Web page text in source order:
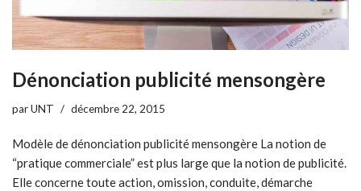
Dénonciation publicité mensongère
parUNT décembre 22, 2015
Modèle de dénonciation publicité mensongère La notion de
“pratique commerciale” est plus large que la notion de publicité.
Elle concerne toute action, omission, conduite, démarche